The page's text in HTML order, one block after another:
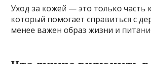
Уход за кожей — это только часть
который помогает справиться с
менее важен образ жизни и